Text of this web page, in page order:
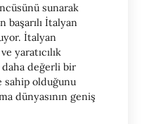
sunarak
başarılı İtalyan
İtalyan
yaratıcılık
değerli bir
sahip olduğunu
dünyasının geniş